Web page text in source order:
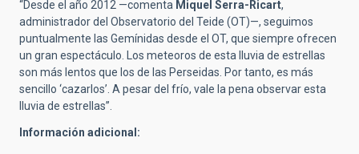
“Desde el año 2012 —comenta Miquel Serra-Ricart,
administrador del Observatorio del Teide (OT)—, seguimos
puntualmente las Gemínidas desde el OT, que siempre ofrecen
un gran espectáculo. Los meteoros de esta lluvia de estrellas
son más lentos que los de las Perseidas. Por tanto, es más
sencillo ‘cazarlos’. A pesar del frío, vale la pena observar esta
lluvia de estrellas”.
Información adicional: